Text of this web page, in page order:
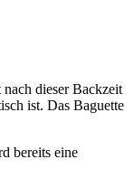
dieser Backzeit
ist. Das Baguette
bereits eine